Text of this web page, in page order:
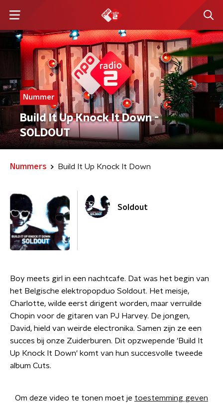
Nummer
Build It Up Knock It Down -
SOLDOUT
Nummers Build It Up Knock It Down
Soldout
Boy meets girl in een nachtcafe. Dat was het begin van
het Belgische elektropopduo Soldout. Het meisje,
Charlotte, wilde eerst dirigent worden, maar verruilde
Chopin voor de gitaren van PJ Harvey. De jongen,
David, hield van weirde electronika. Samen zijn ze een
succes bij onze Zuiderburen. Dit opzwepende 'Build It
Up Knock It Down' komt van hun succesvolle tweede
album Cuts.
Om deze video te tonen moet je toestemming geven